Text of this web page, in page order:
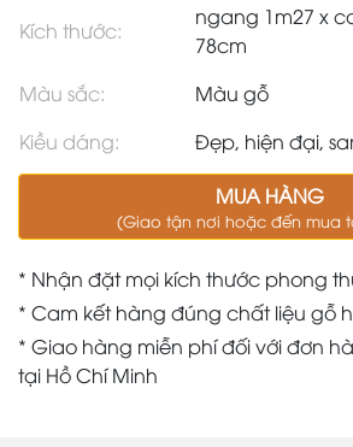
Kích thước:
ngang 1m27 x
78cm
Màu sắc:
Màu gỗ
Kiều dáng:
Đẹp, hiện đại,
MUA HÀNG
(Giao tận nơi hoặc đến mua
* Nhận đặt mọi kích thước phong
* Cam kết hàng đúng chất liệu gỗ
* Giao hàng miễn phí đối với đơn
tại Hồ Chí Minh